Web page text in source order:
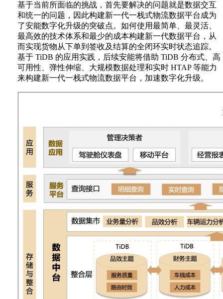
基于当前所面临的挑战，首先要解决的问题就是数据交互
和统一的问题，因此构建新一代一栈式物流数据平台成为
了安能数字化升级的突破点。如何使用最简单、最灵活、
最高效的技术体系和最少的成本构建新一代数据平台，从
而实现货物从下单到签收及结算的全闭环实时状态追踪。
基于 TiDB 的应用实践，后续安能将借助 TiDB 分布式、高
可用性、弹性伸缩、大规模数据处理和实时 HTAP 等能力
来构建新一代一栈式物流数据平台，加速数字化升级。